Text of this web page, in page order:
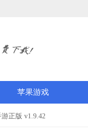
苹果游戏
正版 v1.9.42